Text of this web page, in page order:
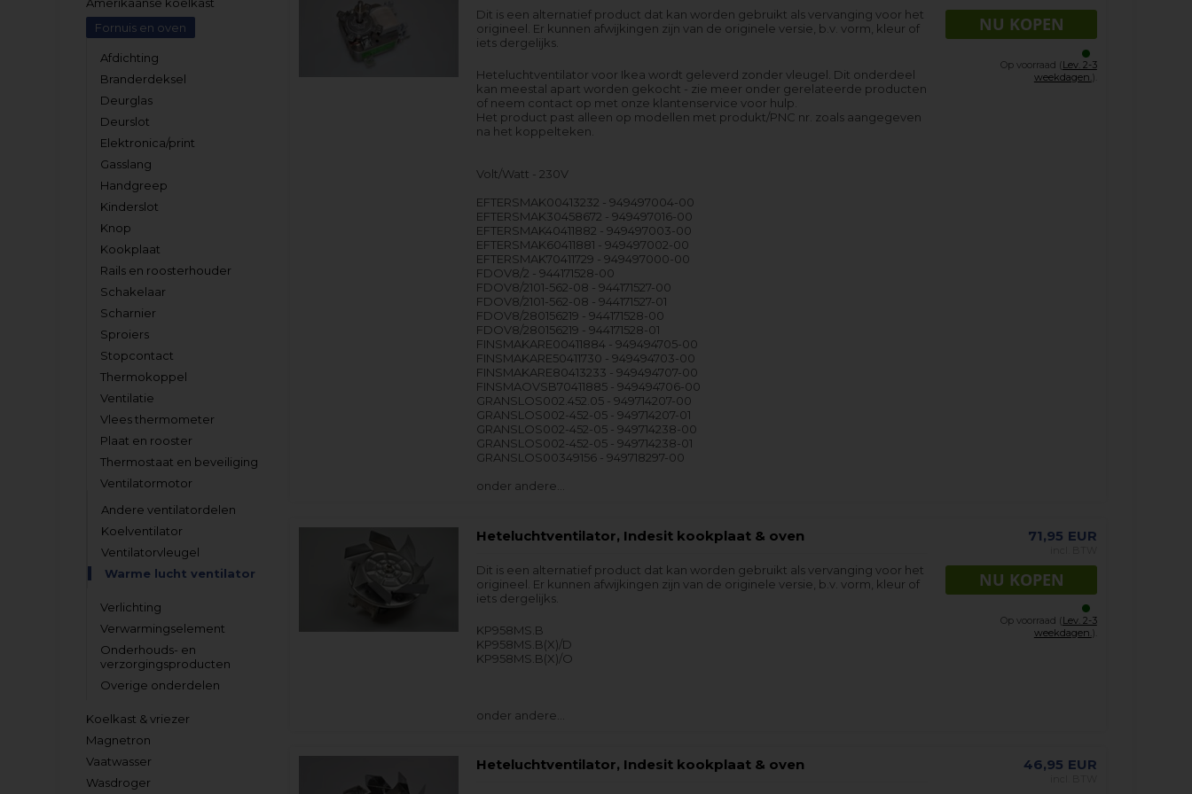
Fornuis en oven
Afdichting
Branderdeksel
Deurglas
Deurslot
Elektronica/print
Gasslang
Handgreep
Kinderslot
Knop
Kookplaat
Rails en roosterhouder
Schakelaar
Scharnier
Sproiers
Stopcontact
Thermokoppel
Ventilatie
Vlees thermometer
Plaat en rooster
Thermostaat en beveiliging
Ventilatormotor
Andere ventilatordelen
Koelventilator
Ventilatorvleugel
Warme lucht ventilator
Verlichting
Verwarmingselement
Onderhouds- en
verzorgingsproducten
Overige onderdelen
Koelkast & vriezer
Magnetron
Vaatwasser
Wasdroger
Dit is een alternatief product dat kan worden gebruikt als vervanging voor het
origineel. Er kunnen afwijkingen zijn van de originele versie, b.v. vorm, kleur of
iets dergelijks.
Heteluchtventilator voor Ikea wordt geleverd zonder vleugel. Dit onderdeel
kan meestal apart worden gekocht - zie meer onder gerelateerde producten
of neem contact op met onze klantenservice voor hulp.
Het product past alleen op modellen met produkt/PNC nr. zoals aangegeven
na het koppelteken.
Volt/Watt - 230V
EFTERSMAK00413232 - 949497004-00
EFTERSMAK30458672 - 949497016-00
EFTERSMAK40411882 - 949497003-00
EFTERSMAK60411881 - 949497002-00
EFTERSMAK70411729 - 949497000-00
FDOV8/2 - 944171528-00
FDOV8/2101-562-08 - 944171527-00
FDOV8/2101-562-08 - 944171527-01
FDOV8/280156219 - 944171528-00
FDOV8/280156219 - 944171528-01
FINSMAKARE00411884 - 949494705-00
FINSMAKARE50411730 - 949494703-00
FINSMAKARE80413233 - 949494707-00
FINSMAOVSB70411885 - 949494706-00
GRANSLOS002.452.05 - 949714207-00
GRANSLOS002-452-05 - 949714207-01
GRANSLOS002-452-05 - 949714238-00
GRANSLOS002-452-05 - 949714238-01
GRANSLOS00349156 - 949718297-00
onder andere…
Op voorraad (Lev. 2-3
weekdagen. ).
Heteluchtventilator, Indesit kookplaat & oven
Dit is een alternatief product dat kan worden gebruikt als vervanging voor het
origineel. Er kunnen afwijkingen zijn van de originele versie, b.v. vorm, kleur of
iets dergelijks.
KP958MS.B
KP958MS.B(X)/D
KP958MS.B(X)/O
onder andere…
71,95 EUR
Op voorraad (Lev. 2-3
weekdagen. ).
Heteluchtventilator, Indesit kookplaat & oven 46,95 EUR